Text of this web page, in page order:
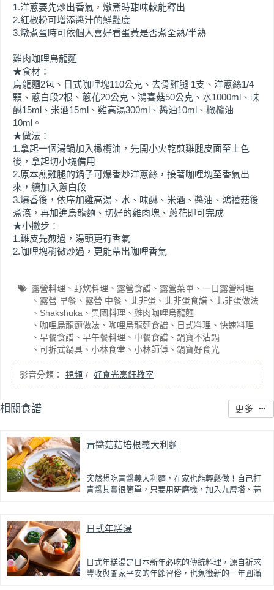
1.洋蔥要先炒出香氣，燉煮時甜味較能釋出
2.紅椒粉可增添醬汁的鮮豔度
3.燉煮蛋時可依個人喜好看蛋黃是否煮全熟/半熟
雞肉咖哩烏龍麵
★食材：
烏龍麵2包、日式咖哩塊110公克、去骨雞腿 1支、洋蔥絲1/4
顆、蔥白段2根、蔥花20公克、鴻喜菇50公克、水1000ml、味
醂15ml、米酒15ml、雞高湯300ml、醬油10ml、橄欖油
10ml。
★做法：
1.拿起一個湯鍋加入橄欖油，先開小火乾煎雞腿皮面至上色
後，拿起切小塊備用
2.原本煎雞腿的鍋子可爆香炒洋蔥絲，接著咖哩塊至香氣出
來，續加入蔥白段
3.爆香後，依序加雞高湯、水、味醂、米酒、醬油、鴻禧菇後
煮滾，再加進烏龍麵、切好的雞肉塊、蔥花即可完成
★小撇步：
1.雞皮先煎過，湯頭更有香氣
2.咖哩塊稍微炒過，更能帶出咖哩香氣
露營料理 野炊料理 露營食譜 露營菜單
一日露營料理
露營 早餐
露營 中餐 北非蛋 北非蛋食譜
北非蛋做法
Shakshuka
異國料理
雞肉咖哩烏龍麵
咖哩烏龍麵做法
咖哩烏龍麵食譜 日式料理
快速料理
早餐食譜
早午餐料理 中餐食譜
鍋寶不沾鍋
可拆式鍋具
小林食堂 小林師傅 鍋寶好食光
視頻 好食光烹飪教室
相關食譜 更多
青醬菇菇培根義大利麵
突然想吃青醬義大利麵，在家也能輕鬆做！自己打
青醬其實很簡單，只要用研磨機，加入九層塔、蒜
青醬的清新香氣與培根的鹹香完美結合，再搭配鮮
帕瑪森起司更加分。義大利麵作法簡單快速，營養
均衡，是大人小孩都愛的西式料理，忙碌日常中也
日式年糕湯
日式年糕湯是日本新年必吃的傳統料理，源自祈求
豐收與闔家平安的年節習俗，也象徵新的一年圓滿